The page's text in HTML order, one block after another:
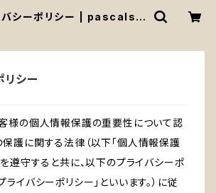
バシーポリシー | pascals /
リシー
客様の個人情報保護の重要性について認
保護に関する法律（以下「個人情報保護
を遵守すると共に、以下のプライバシーポ
ライバシーポリシー」といいます。）に従